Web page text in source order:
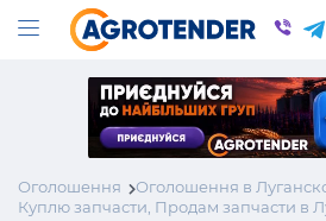
Оголошення
Оголошення в
Куплю запчасти, Продам запчасти в